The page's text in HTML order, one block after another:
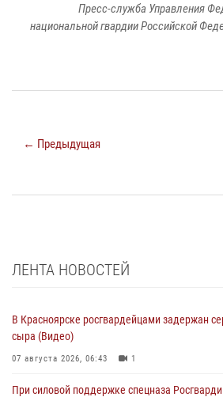
Пресс-служба Управления
национальной гвардии Российской
← Предыдущая
ЛЕНТА НОВОСТЕЙ
В Красноярске росгвардейцами задержан
сыра (Видео)
07 августа 2026, 06:43 1
При силовой поддержке спецназа